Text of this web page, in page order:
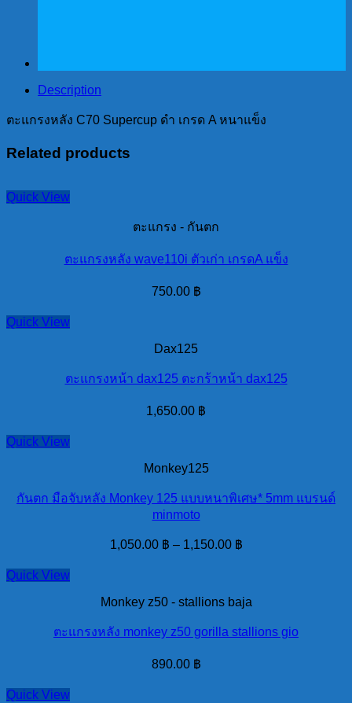
แข็ง
Description
ตะแกรงหลัง C70 Supercup ดำ เกรด A หนาแข็ง
Related products
Quick View
ตะแกรง - กันตก
ตะแกรงหลัง wave110i ตัวเก่า เกรดA แข็ง
750.00 ฿
Quick View
Dax125
ตะแกรงหน้า dax125 ตะกร้าหน้า dax125
1,650.00 ฿
Quick View
Monkey125
กันตก มือจับหลัง Monkey 125 แบบหนาพิเศษ* 5mm แบรนด์
minmoto
1,050.00 ฿ – 1,150.00 ฿
Quick View
Monkey z50 - stallions baja
ตะแกรงหลัง monkey z50 gorilla stallions gio
890.00 ฿
Quick View